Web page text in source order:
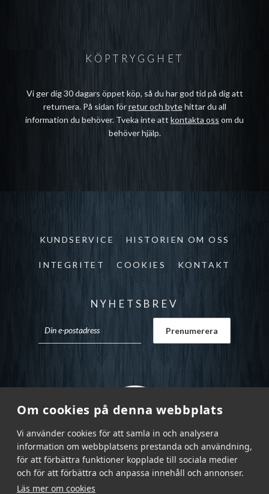
Om cookies på denna webbplats
Vi använder cookies för att samla in och analysera
information om webbplatsens prestanda och användning,
för att förbättra funktioner kopplade till sociala medier
och för att förbättra och anpassa innehåll och annonser.
Läs mer om cookies
KÖPTRYGGHET
Vi ger dig 30 dagars öppet köp, så du har god tid på dig att
returnera. På sidan förretur och bytehittar du all
information du behöver. Tveka inte att kontakta oss om du
behöver hjälp.
KUNDSERVICE HISTORIEN OM OSS
INTEGRITET COOKIES KONTAKT
NYHETSBREV